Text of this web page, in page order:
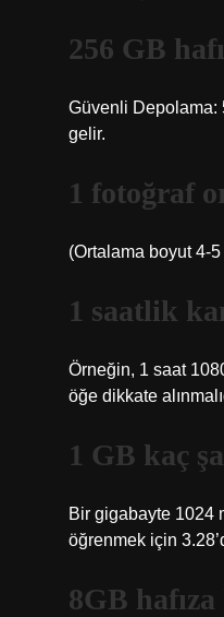
256 GB
Güvenli Depolama:
gelir.
1 fotoğraf
(Ortalama boyut 4-5
1 saatlik
Örneğin, 1 saat
öğe dikkate
1 GB kaç
Bir gigabayte 1024
öğrenmek için
8GB